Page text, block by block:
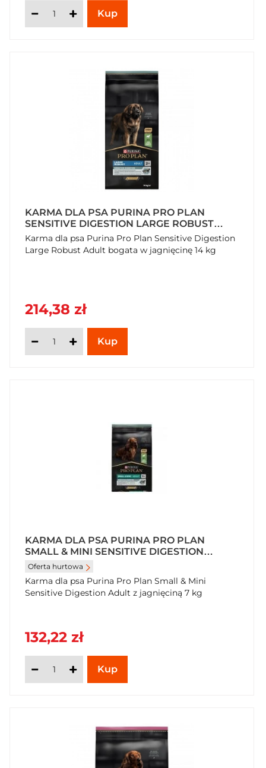
KARMA DLA PSA PURINA PRO PLAN
SENSITIVE DIGESTION LARGE ROBUST
ADULT BOGATA W JAGNIĘCINĘ 14 KG
Karma dla psa Purina Pro Plan Sensitive Digestion
Large Robust Adult bogata w jagnięcinę 14 kg
214,38 zł
KARMA DLA PSA PURINA PRO PLAN
SMALL & MINI SENSITIVE DIGESTION
ADULT Z JAGNIĘCINĄ 7 KG
Oferta hurtowa
Karma dla psa Purina Pro Plan Small & Mini
Sensitive Digestion Adult z jagnięciną 7 kg
132,22 zł